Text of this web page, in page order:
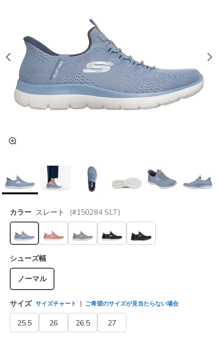
カラー スレート (#150284 SLT)
選択されました
シューズ幅
ノーマル
サイズ サイズチャート ご希望のサイズが見当たらない場合
25.5 26 26.5 27